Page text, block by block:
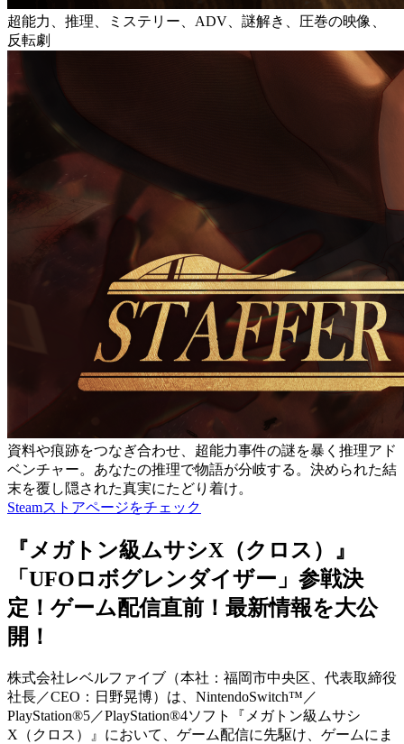
超能力、推理、ミステリー、ADV、謎解き、圧巻の映像、
反転劇
資料や痕跡をつなぎ合わせ、超能力事件の謎を暴く推理アド
ベンチャー。あなたの推理で物語が分岐する。決められた結
末を覆し隠された真実にたどり着け。
Steamストアページをチェック
『メガトン級ムサシX（クロス）』
「UFOロボグレンダイザー」参戦決
定！ゲーム配信直前！最新情報を大公
開！
株式会社レベルファイブ（本社：福岡市中央区、代表取締役
社長／CEO：日野晃博）は、NintendoSwitch™／
PlayStation®5／PlayStation®4ソフト『メガトン級ムサシ
X（クロス）』において、ゲーム配信に先駆け、ゲームにま